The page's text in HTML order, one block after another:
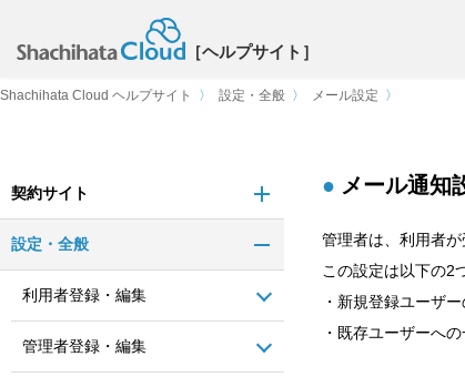
［ヘルプサイト］
Shachihata Cloud ヘルプサイト 〉 設定・全般 〉 メール設定 〉
契約サイト
設定・全般
利用者登録・編集
管理者登録・編集
メール通知
管理者は、利用者
この設定は以下の2
・新規登録ユーザ
・既存ユーザーへ